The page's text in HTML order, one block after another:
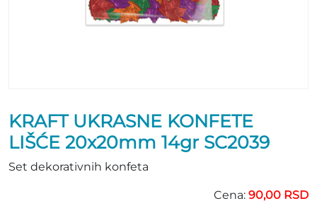
KRAFT UKRASNE KONFETE
LIŠĆE 20x20mm 14gr SC2039
Set dekorativnih konfeta
Cena: 90,00 RSD